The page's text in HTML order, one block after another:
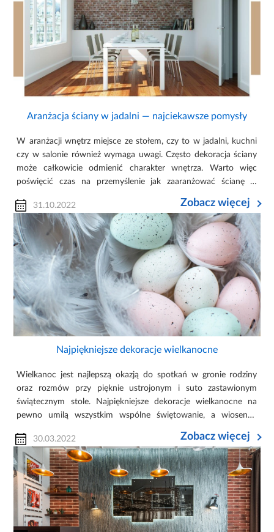
Aranżacja ściany w jadalni — najciekawsze pomysły
W aranżacji wnętrz miejsce ze stołem, czy to w jadalni, kuchni
czy w salonie również wymaga uwagi. Często dekoracja ściany
może całkowicie odmienić charakter wnętrza. Warto więc
poświęcić czas na przemyślenie jak zaaranżować ścianę w
całeg...31.10.2022 Zobacz więcej
Najpiękniejsze dekoracje wielkanocne
Wielkanoc jest najlepszą okazją do spotkań w gronie rodziny
oraz rozmów przy pięknie ustrojonym i suto zastawionym
świątecznym stole. Najpiękniejsze dekoracje wielkanocne na
pewno umilą wszystkim wspólne świętowanie, a wiosenne
wiosenny nastrój. Oz...
30.03.2022 Zobacz więcej